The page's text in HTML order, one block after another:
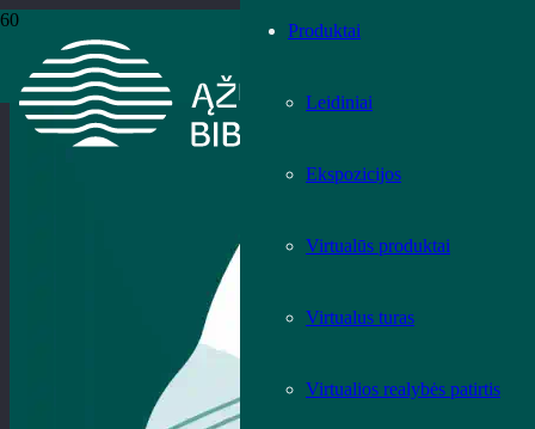
Produktai
Leidiniai
Ekspozicijos
Virtualūs produktai
Virtualus turas
Virtualios realybės patirtis